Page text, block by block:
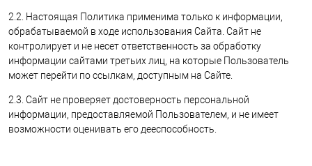
2.2. Настоящая Политика применима только к информации,
обрабатываемой в ходе использования Сайта. Сайт не
контролирует и не несет ответственность за обработку
информации сайтами третьих лиц, на которые Пользователь
может перейти по ссылкам, доступным на Сайте.
2.3. Сайт не проверяет достоверность персональной
информации, предоставляемой Пользователем, и не имеет
возможности оценивать его дееспособность.